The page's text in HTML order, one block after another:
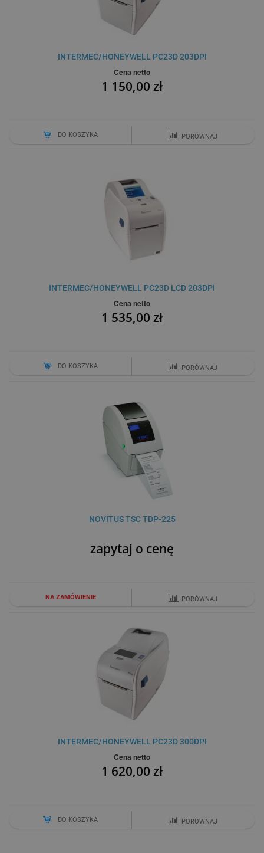
INTERMEC/HONEYWELL PC23D 203DPI
Cena netto
1 150,00 zł
DO KOSZYKA PORÓWNAJ
INTERMEC/HONEYWELL PC23D LCD 203DPI
Cena netto
1 535,00 zł
DO KOSZYKA PORÓWNAJ
NOVITUS TSC TDP-225
zapytaj o cenę
NA ZAMÓWIENIE PORÓWNAJ
INTERMEC/HONEYWELL PC23D 300DPI
Cena netto
1 620,00 zł
DO KOSZYKA PORÓWNAJ